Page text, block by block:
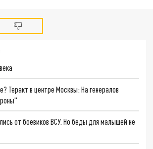
Теракт в центре Москвы: На генералов
от боевиков ВСУ. Но беды для малышей не